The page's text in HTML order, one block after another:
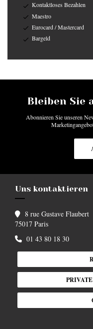
Kontaktloses Bezahlen
Maestro
Eurocard / Mastercard
Bargeld
Bleiben Sie
Abonnieren Sie unseren
Uns kontaktieren
8 rue Gustave Flaubert
75017 Paris((öffnet ein
01 43 80 18 30